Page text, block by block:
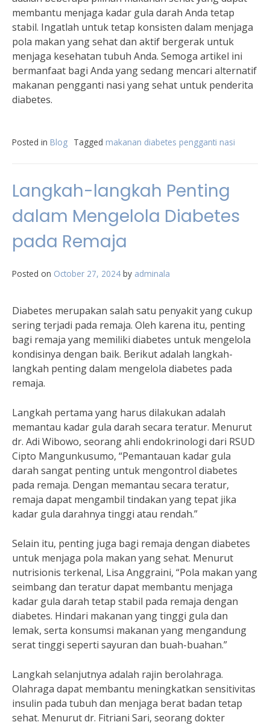
membantu menjaga kadar gula darah Anda tetap
stabil. Ingatlah untuk tetap konsisten dalam menjaga
pola makan yang sehat dan aktif bergerak untuk
menjaga kesehatan tubuh Anda. Semoga artikel ini
bermanfaat bagi Anda yang sedang mencari alternatif
makanan pengganti nasi yang sehat untuk penderita
diabetes.
Posted in Blog Tagged makanan diabetes pengganti nasi
Langkah-langkah Penting
dalam Mengelola Diabetes
pada Remaja
Posted on October 27, 2024 by adminala
Diabetes merupakan salah satu penyakit yang cukup
sering terjadi pada remaja. Oleh karena itu, penting
bagi remaja yang memiliki diabetes untuk mengelola
kondisinya dengan baik. Berikut adalah langkah-
langkah penting dalam mengelola diabetes pada
remaja.
Langkah pertama yang harus dilakukan adalah
memantau kadar gula darah secara teratur. Menurut
dr. Adi Wibowo, seorang ahli endokrinologi dari RSUD
Cipto Mangunkusumo, “Pemantauan kadar gula
darah sangat penting untuk mengontrol diabetes
pada remaja. Dengan memantau secara teratur,
remaja dapat mengambil tindakan yang tepat jika
kadar gula darahnya tinggi atau rendah.”
Selain itu, penting juga bagi remaja dengan diabetes
untuk menjaga pola makan yang sehat. Menurut
nutrisionis terkenal, Lisa Anggraini, “Pola makan yang
seimbang dan teratur dapat membantu menjaga
kadar gula darah tetap stabil pada remaja dengan
diabetes. Hindari makanan yang tinggi gula dan
lemak, serta konsumsi makanan yang mengandung
serat tinggi seperti sayuran dan buah-buahan.”
Langkah selanjutnya adalah rajin berolahraga.
Olahraga dapat membantu meningkatkan sensitivitas
insulin pada tubuh dan menjaga berat badan tetap
sehat. Menurut dr. Fitriani Sari, seorang dokter